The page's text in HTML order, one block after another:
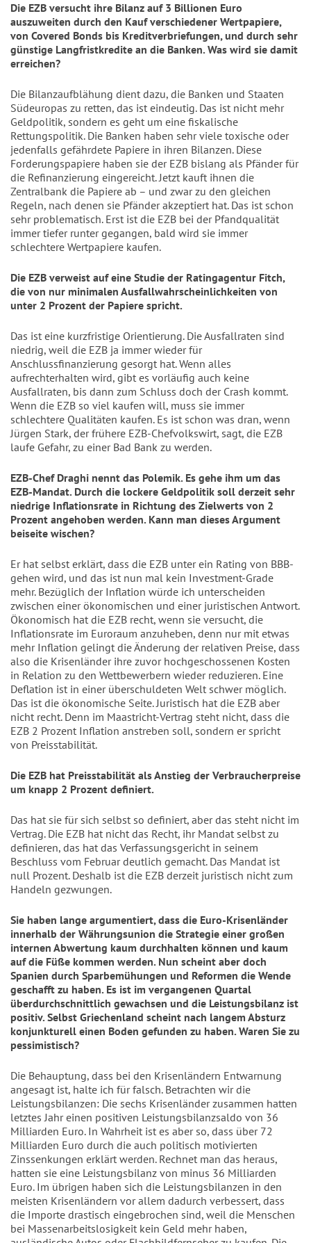
Die EZB versucht ihre Bilanz auf 3 Billionen Euro
auszuweiten durch den Kauf verschiedener Wertpapiere,
von Covered Bonds bis Kreditverbriefungen, und durch sehr
günstige Langfristkredite an die Banken. Was wird sie damit
erreichen?
Die Bilanzaufblähung dient dazu, die Banken und Staaten
Südeuropas zu retten, das ist eindeutig. Das ist nicht mehr
Geldpolitik, sondern es geht um eine fiskalische
Rettungspolitik. Die Banken haben sehr viele toxische oder
jedenfalls gefährdete Papiere in ihren Bilanzen. Diese
Forderungspapiere haben sie der EZB bislang als Pfänder für
die Refinanzierung eingereicht. Jetzt kauft ihnen die
Zentralbank die Papiere ab – und zwar zu den gleichen
Regeln, nach denen sie Pfänder akzeptiert hat. Das ist schon
sehr problematisch. Erst ist die EZB bei der Pfandqualität
immer tiefer runter gegangen, bald wird sie immer
schlechtere Wertpapiere kaufen.
Die EZB verweist auf eine Studie der Ratingagentur Fitch,
die von nur minimalen Ausfallwahrscheinlichkeiten von
unter 2 Prozent der Papiere spricht.
Das ist eine kurzfristige Orientierung. Die Ausfallraten sind
niedrig, weil die EZB ja immer wieder für
Anschlussfinanzierung gesorgt hat. Wenn alles
aufrechterhalten wird, gibt es vorläufig auch keine
Ausfallraten, bis dann zum Schluss doch der Crash kommt.
Wenn die EZB so viel kaufen will, muss sie immer
schlechtere Qualitäten kaufen. Es ist schon was dran, wenn
Jürgen Stark, der frühere EZB-Chefvolkswirt, sagt, die EZB
laufe Gefahr, zu einer Bad Bank zu werden.
EZB-Chef Draghi nennt das Polemik. Es gehe ihm um das
EZB-Mandat. Durch die lockere Geldpolitik soll derzeit sehr
niedrige Inflationsrate in Richtung des Zielwerts von 2
Prozent angehoben werden. Kann man dieses Argument
beiseite wischen?
Er hat selbst erklärt, dass die EZB unter ein Rating von BBB-
gehen wird, und das ist nun mal kein Investment-Grade
mehr. Bezüglich der Inflation würde ich unterscheiden
zwischen einer ökonomischen und einer juristischen Antwort.
Ökonomisch hat die EZB recht, wenn sie versucht, die
Inflationsrate im Euroraum anzuheben, denn nur mit etwas
mehr Inflation gelingt die Änderung der relativen Preise, dass
also die Krisenländer ihre zuvor hochgeschossenen Kosten
in Relation zu den Wettbewerbern wieder reduzieren. Eine
Deflation ist in einer überschuldeten Welt schwer möglich.
Das ist die ökonomische Seite. Juristisch hat die EZB aber
nicht recht. Denn im Maastricht-Vertrag steht nicht, dass die
EZB 2 Prozent Inflation anstreben soll, sondern er spricht
von Preisstabilität.
Die EZB hat Preisstabilität als Anstieg der Verbraucherpreise
um knapp 2 Prozent definiert.
Das hat sie für sich selbst so definiert, aber das steht nicht im
Vertrag. Die EZB hat nicht das Recht, ihr Mandat selbst zu
definieren, das hat das Verfassungsgericht in seinem
Beschluss vom Februar deutlich gemacht. Das Mandat ist
null Prozent. Deshalb ist die EZB derzeit juristisch nicht zum
Handeln gezwungen.
Sie haben lange argumentiert, dass die Euro-Krisenländer
innerhalb der Währungsunion die Strategie einer großen
internen Abwertung kaum durchhalten können und kaum
auf die Füße kommen werden. Nun scheint aber doch
Spanien durch Sparbemühungen und Reformen die Wende
geschafft zu haben. Es ist im vergangenen Quartal
überdurchschnittlich gewachsen und die Leistungsbilanz ist
positiv. Selbst Griechenland scheint nach langem Absturz
konjunkturell einen Boden gefunden zu haben. Waren Sie zu
pessimistisch?
Die Behauptung, dass bei den Krisenländern Entwarnung
angesagt ist, halte ich für falsch. Betrachten wir die
Leistungsbilanzen: Die sechs Krisenländer zusammen hatten
letztes Jahr einen positiven Leistungsbilanzsaldo von 36
Milliarden Euro. In Wahrheit ist es aber so, dass über 72
Milliarden Euro durch die auch politisch motivierten
Zinssenkungen erklärt werden. Rechnet man das heraus,
hatten sie eine Leistungsbilanz von minus 36 Milliarden
Euro. Im übrigen haben sich die Leistungsbilanzen in den
meisten Krisenländern vor allem dadurch verbessert, dass
die Importe drastisch eingebrochen sind, weil die Menschen
bei Massenarbeitslosigkeit kein Geld mehr haben,